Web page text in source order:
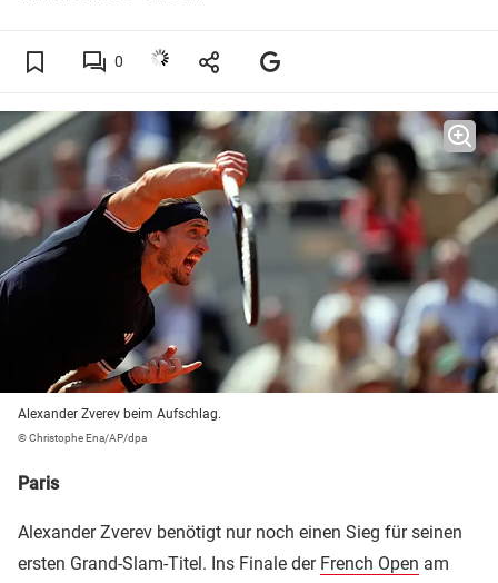
0
Alexander Zverev beim Aufschlag.
© Christophe Ena/AP/dpa
Paris
Alexander Zverev benötigt nur noch einen Sieg für seinen
ersten Grand-Slam-Titel. Ins Finale der French Open am